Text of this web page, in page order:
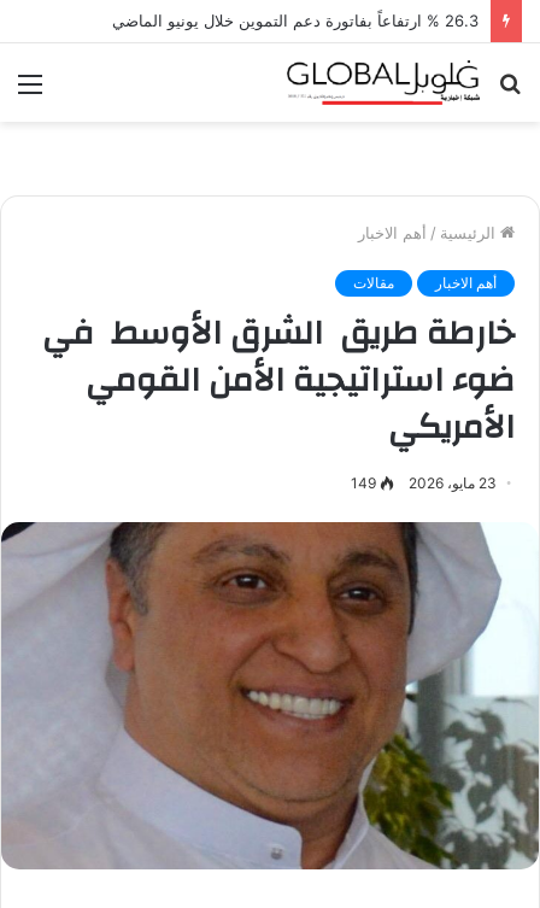
استقرار نسبي للأسهم الأمريكية في بداية الجلسة
بحث
الرئيسية / أهم الاخبار
أهم الاخبار مقالات
خارطة طريق الشرق الأوسط في
ضوء استراتيجية الأمن القومي
الأمريكي
23 مايو، 2026 149